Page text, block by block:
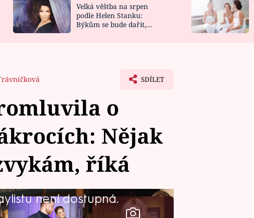
NOVINKY
VIDEORECEPTY
DESIGN
Velká věštba na srpen
podle Helen Stanku:
Býkům se bude dařit,
SDÍLET
o
Nějak
říká
není dostupná.